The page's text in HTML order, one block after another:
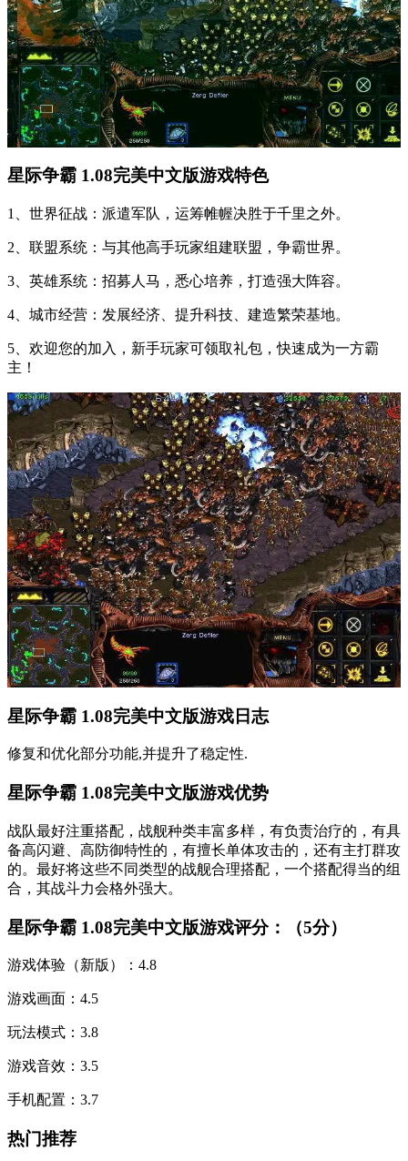
星际争霸 1.08完美中文版游戏特色
1、世界征战：派遣军队，运筹帷幄决胜于千里之外。
2、联盟系统：与其他高手玩家组建联盟，争霸世界。
3、英雄系统：招募人马，悉心培养，打造强大阵容。
4、城市经营：发展经济、提升科技、建造繁荣基地。
5、欢迎您的加入，新手玩家可领取礼包，快速成为一方霸
主！
星际争霸 1.08完美中文版游戏日志
修复和优化部分功能,并提升了稳定性.
星际争霸 1.08完美中文版游戏优势
战队最好注重搭配，战舰种类丰富多样，有负责治疗的，有具
备高闪避、高防御特性的，有擅长单体攻击的，还有主打群攻
的。最好将这些不同类型的战舰合理搭配，一个搭配得当的组
合，其战斗力会格外强大。
星际争霸 1.08完美中文版游戏评分：（5分）
游戏体验（新版）：4.8
游戏画面：4.5
玩法模式：3.8
游戏音效：3.5
手机配置：3.7
热门推荐